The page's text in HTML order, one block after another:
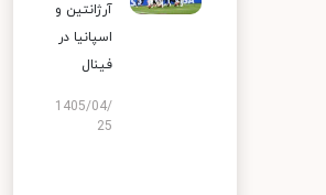
آرژانتین و
اسپانیا در
فینال
1405/04/
25